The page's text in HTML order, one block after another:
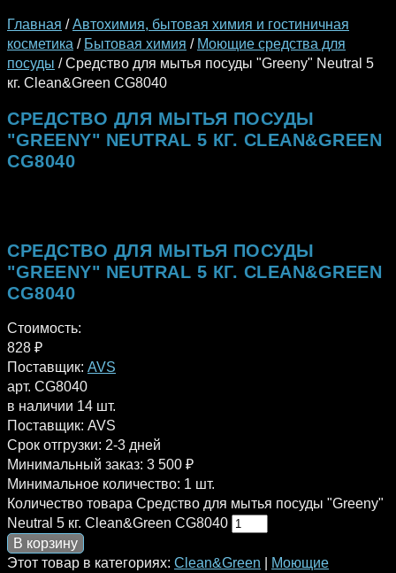
Главная /Автохимия, бытовая химия и гостиничная
косметика / Бытовая химия / Моющие средства для
посуды / Средство для мытья посуды "Greeny" Neutral 5
кг. Clean&Green CG8040
СРЕДСТВО ДЛЯ МЫТЬЯ ПОСУДЫ
"GREENY" NEUTRAL 5 КГ. CLEAN&GREEN
CG8040
СРЕДСТВО ДЛЯ МЫТЬЯ ПОСУДЫ
"GREENY" NEUTRAL 5 КГ. CLEAN&GREEN
CG8040
Стоимость:
828 ₽
Поставщик: AVS
арт. CG8040
в наличии 14 шт.
Поставщик: AVS
Срок отгрузки: 2-3 дней
Минимальный заказ: 3 500 ₽
Минимальное количество: 1 шт.
Количество товара Средство для мытья посуды "Greeny"
Neutral 5 кг. Clean&Green CG8040
В корзину
Этот товар в категориях: Clean&Green
Моющие